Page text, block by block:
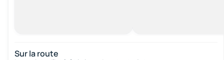
Sur la route